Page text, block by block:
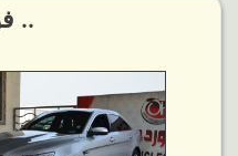
2013 فورد ..